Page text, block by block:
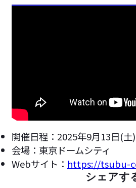
開催日程：2025年9月13日(土
会場：東京ドームシティ
Webサイト： https://tsubu-
シェアす